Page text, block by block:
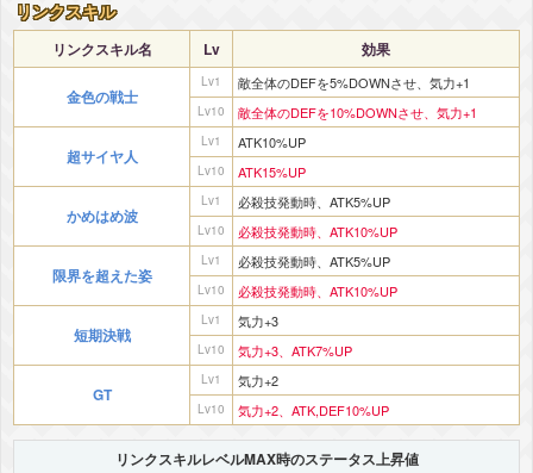
リンクスキル
リンクスキル名 Lv 効果
金色の戦士
Lv1 敵全体のDEFを5%DOWNさせ、気力+1
Lv10 敵全体のDEFを10%DOWNさせ、気力+1
超サイヤ人
Lv1 ATK10%UP
Lv10 ATK15%UP
かめはめ波
Lv1 必殺技発動時、ATK5%UP
Lv10 必殺技発動時、ATK10%UP
限界を超えた姿
Lv1 必殺技発動時、ATK5%UP
Lv10 必殺技発動時、ATK10%UP
短期決戦
Lv1 気力+3
Lv10 気力+3、ATK7%UP
GT
Lv1 気力+2
Lv10 気力+2、ATK,DEF10%UP
リンクスキルレベルMAX時のステータス上昇値